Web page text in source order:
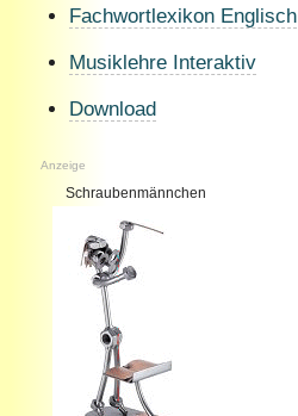
Fachwortlexikon Englisch
Musiklehre Interaktiv
Download
Anzeige
Schraubenmännchen